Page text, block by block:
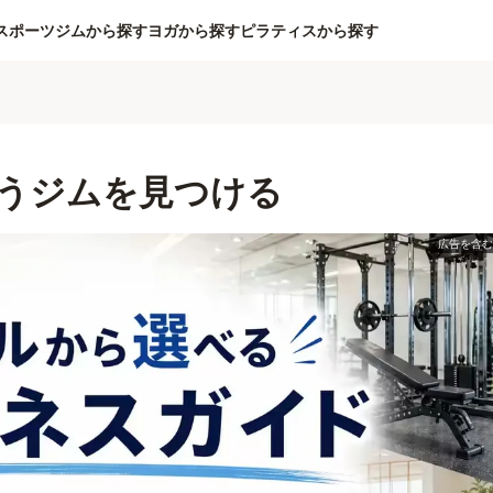
ポーツジムから探すヨガから探すピラティスから探す
ジムを見つける